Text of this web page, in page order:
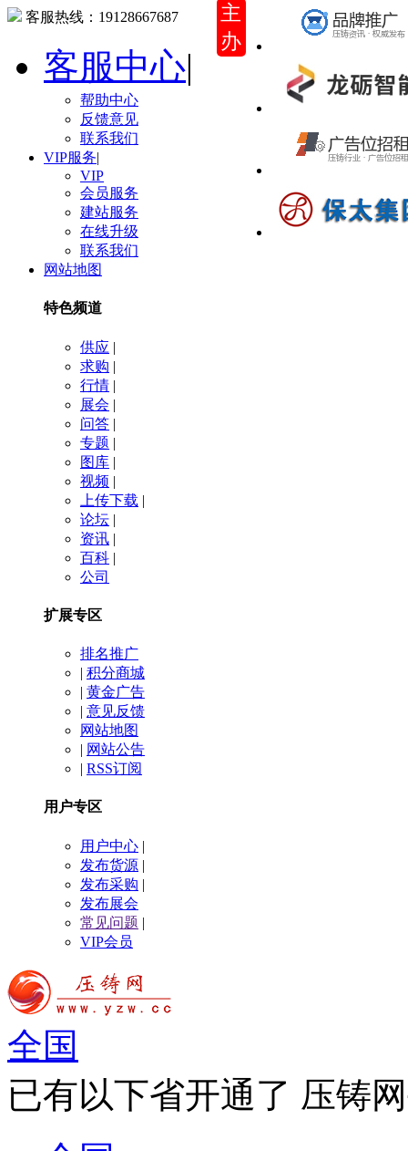
客服热线： 19128667687
客服中心|
帮助中心
反馈意见
联系我们
VIP服务|
VIP
会员服务
建站服务
在线升级
联系我们
网站地图
特色频道
供应 |
求购 |
行情 |
展会 |
问答 |
专题 |
图库 |
视频 |
上传下载 |
论坛 |
资讯 |
百科 |
公司
扩展专区
排名推广
| 积分商城
| 黄金广告
| 意见反馈
网站地图
| 网站公告
| RSS订阅
用户专区
用户中心 |
发布货源 |
发布采购 |
发布展会
常见问题 |
VIP会员
全国
已有以下省开通了 压铸
主
办